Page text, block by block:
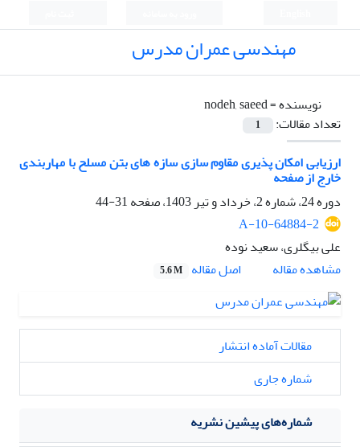
مهندسی عمران مدرس
نویسنده =nodeh, saeed
تعداد مقالات:
1
ارزیابی امکان پذیری مقاوم سازی سازه های بتن مسلح با مهاربندی
خارج از صفحه
دوره 24، شماره 2، خرداد و تیر 1403، صفحه
31-44
A-10-64884-2
علی بیگلری، سعید نوده
مشاهده مقاله
اصل مقاله 5.6 M
مقالات آماده انتشار
شماره جاری
شماره‌های پیشین نشریه